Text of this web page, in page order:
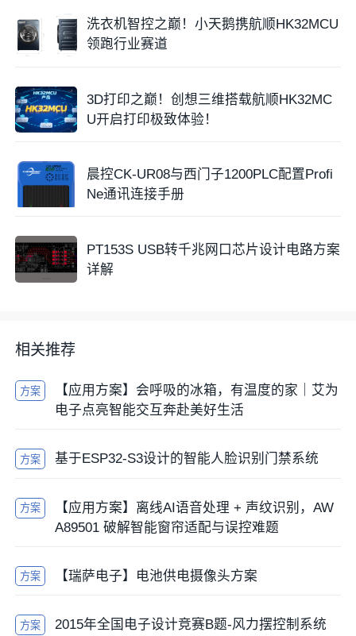
洗衣机智控之巅！小天鹅携航顺HK32MCU
领跑行业赛道
3D打印之巅！创想三维搭载航顺HK32MC
U开启打印极致体验！
晨控CK-UR08与西门子1200PLC配置Profi
Ne通讯连接手册
PT153S USB转千兆网口芯片设计电路方案
详解
相关推荐
方案
【应用方案】会呼吸的冰箱，有温度的家｜艾为
电子点亮智能交互奔赴美好生活
方案 基于ESP32-S3设计的智能人脸识别门禁系统
方案
【应用方案】离线AI语音处理 + 声纹识别，AW
A89501 破解智能窗帘适配与误控难题
方案 【瑞萨电子】电池供电摄像头方案
方案 2015年全国电子设计竞赛B题-风力摆控制系统